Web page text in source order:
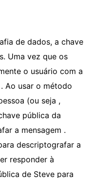
de dados, a chave
Uma vez que os
o usuário com a
Ao usar o método
(ou seja ,
pública da
a mensagem .
descriptografar a
responder à
de Steve para